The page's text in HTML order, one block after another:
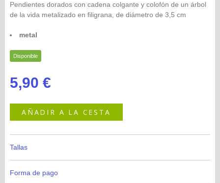
Pendientes dorados con cadena colgante y colofón de un árbol
de la vida metalizado en filigrana, de diámetro de 3,5 cm
metal
Disponible
5,90 €
AÑADIR A LA CESTA
Tallas
Forma de pago